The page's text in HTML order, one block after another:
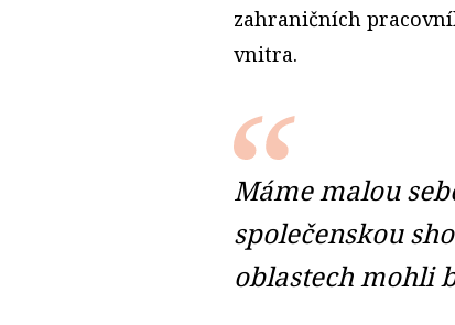
zahraničních
vnitra.
Máme malou
společenskou
oblastech mohli